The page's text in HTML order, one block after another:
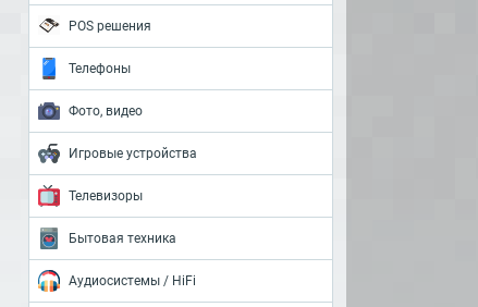
POS решения
Телефоны
Фото, видео
Игровые устройства
Телевизоры
Бытовая техника
Аудиосистемы / HiFi